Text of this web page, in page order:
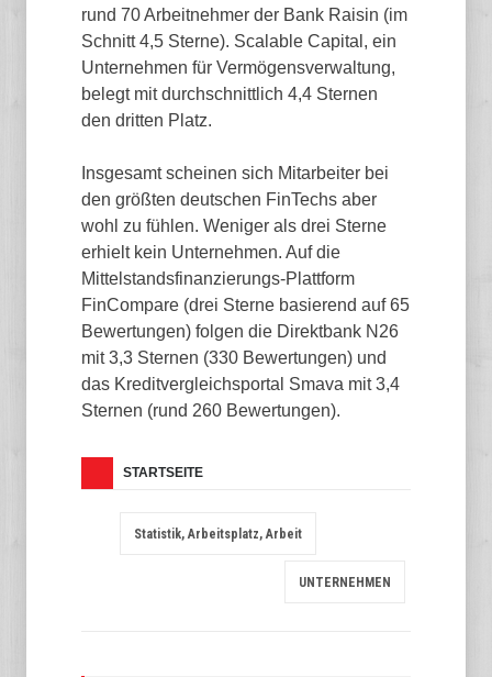
rund 70 Arbeitnehmer der Bank Raisin (im
Schnitt 4,5 Sterne). Scalable Capital, ein
Unternehmen für Vermögensverwaltung,
belegt mit durchschnittlich 4,4 Sternen
den dritten Platz.
Insgesamt scheinen sich Mitarbeiter bei
den größten deutschen FinTechs aber
wohl zu fühlen. Weniger als drei Sterne
erhielt kein Unternehmen. Auf die
Mittelstandsfinanzierungs-Plattform
FinCompare (drei Sterne basierend auf 65
Bewertungen) folgen die Direktbank N26
mit 3,3 Sternen (330 Bewertungen) und
das Kreditvergleichsportal Smava mit 3,4
Sternen (rund 260 Bewertungen).
STARTSEITE
Statistik, Arbeitsplatz, Arbeit
UNTERNEHMEN